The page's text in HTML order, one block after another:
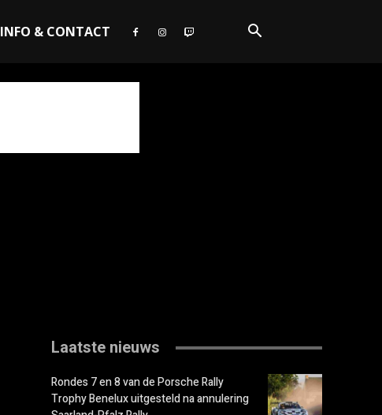
INFO & CONTACT
Laatste nieuws
Rondes 7 en 8 van de Porsche Rally
Trophy Benelux uitgesteld na annulering